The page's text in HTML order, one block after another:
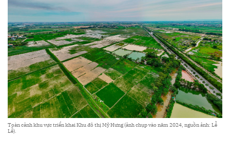
Toàn cảnh khu vực triển khai Khu đô thị Mỹ Hưng (ảnh chụp vào năm 2024, nguồn ảnh: Lễ
Lễ).